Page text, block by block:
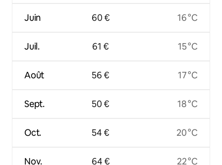
Juin
Juil.
Août
Sept.
Oct.
Nov.
60 €
61 €
56 €
50 €
54 €
64 €
16 °C
15 °C
17 °C
18 °C
20 °C
22 °C